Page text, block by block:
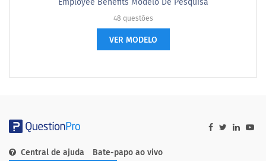
Employee Benefits Modelo De Pesquisa
48 questões
VER MODELO
Central de ajuda Bate-papo ao vivo